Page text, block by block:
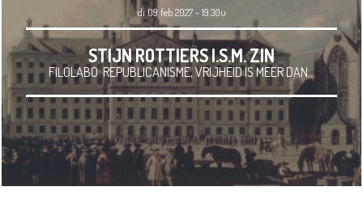
di 09 feb 2027 - 19.30u
STIJN ROTTIERS I.S.M. ZIN
FILOLABO: REPUBLICANISME, VRIJHEID IS MEER DAN...